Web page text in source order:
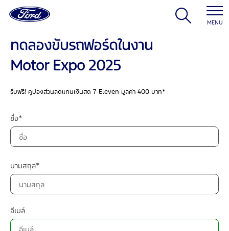
MENU
ทดลองขับรถฟอร์ดในงาน
Motor Expo 2025
รับฟรี! คูปองส่วนลดแทนเงินสด 7-Eleven มูลค่า 400 บาท*
ชื่อ*
นามสกุล*
อีเมล์